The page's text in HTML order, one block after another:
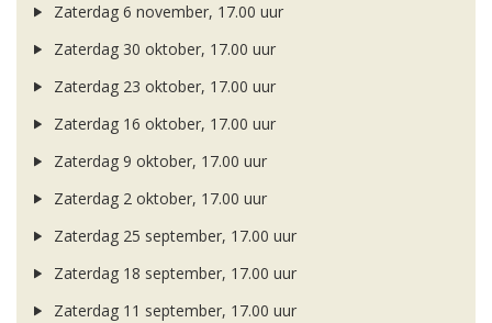
Zaterdag 6 november, 17.00 uur
Zaterdag 30 oktober, 17.00 uur
Zaterdag 23 oktober, 17.00 uur
Zaterdag 16 oktober, 17.00 uur
Zaterdag 9 oktober, 17.00 uur
Zaterdag 2 oktober, 17.00 uur
Zaterdag 25 september, 17.00 uur
Zaterdag 18 september, 17.00 uur
Zaterdag 11 september, 17.00 uur